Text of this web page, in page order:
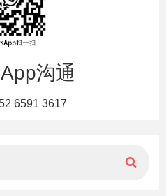
沟通
6591 3617